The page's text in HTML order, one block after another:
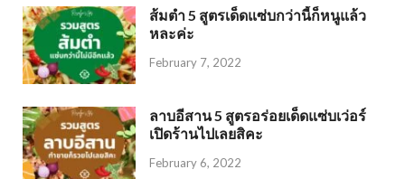
ส้มตำ 5 สูตรเด็ดแซ่บกว่านี้ก็หนูแล้ว
หละค่ะ
February 7, 2022
ลาบอีสาน 5 สูตรอร่อยเด็ดแซ่บเว่อร์
เปิดร้านไปเลยสิคะ
February 6, 2022